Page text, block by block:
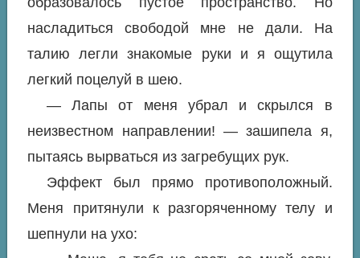
насладиться свободой мне не дали. На
талию легли знакомые руки и я ощутила
легкий поцелуй в шею.
— Лапы от меня убрал и скрылся в
неизвестном направлении! — зашипела я,
пытаясь вырваться из загребущих рук.
Эффект был прямо противоположный.
Меня притянули к разгоряченному телу и
шепнули на ухо: